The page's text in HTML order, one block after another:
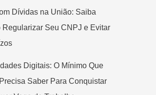
Dívidas na União: Saiba
Regularizar Seu CNPJ e Evitar
Digitais: O Mínimo Que
Saber Para Conquistar